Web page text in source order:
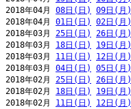
2018年04月 08日(日) 09日(月)
2018年04月 01日(日) 02日(月)
2018年03月 25日(日) 26日(月)
2018年03月 18日(日) 19日(月)
2018年03月 11日(日) 12日(月)
2018年03月 04日(日) 05日(月)
2018年02月 25日(日) 26日(月)
2018年02月 18日(日) 19日(月)
2018年02月 11日(日) 12日(月)